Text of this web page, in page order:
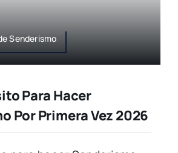
Senderismo
Para Hacer
Por Primera Vez 2026